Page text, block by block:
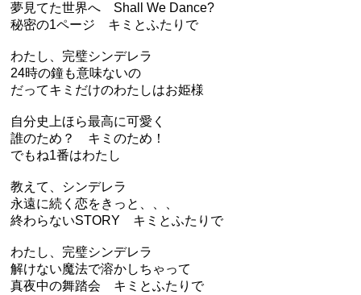
夢見てた世界へ Shall We Dance?
秘密の1ページ キミとふたりで
わたし、完璧シンデレラ
24時の鐘も意味ないの
だってキミだけのわたしはお姫様
自分史上ほら最高に可愛く
誰のため？ キミのため！
でもね1番はわたし
教えて、シンデレラ
永遠に続く恋をきっと、、、
終わらないSTORY キミとふたりで
わたし、完璧シンデレラ
解けない魔法で溶かしちゃって
真夜中の舞踏会 キミとふたりで